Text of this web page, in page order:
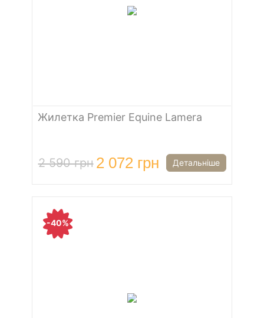
Жилетка Premier Equine Lamera
2 590 грн 2 072 грн Детальніше
-40%